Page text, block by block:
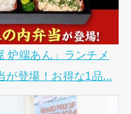
炉端あん」ランチメ
が登場！お得な1品...